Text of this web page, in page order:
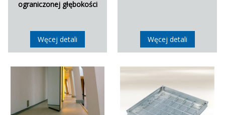
ograniczonej głębokości
Węcej detali Węcej detali